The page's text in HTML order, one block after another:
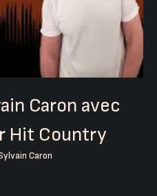
Caron avec
Hit Country
Caron